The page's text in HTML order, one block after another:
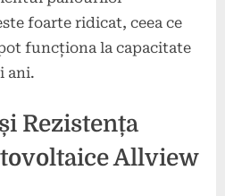
foarte ridicat, ceea ce
funcționa la capacitate
ani.
Rezistența
Allview